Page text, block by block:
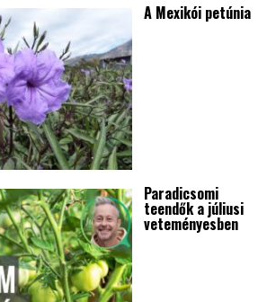
A Mexikói petúnia
Paradicsomi
teendők a júliusi
veteményesben